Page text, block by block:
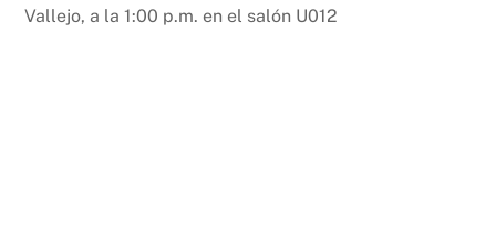
Vallejo, a la 1:00 p.m. en el salón U012